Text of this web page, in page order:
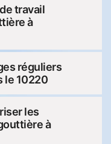
travail
à
réguliers
le 10220
les
à